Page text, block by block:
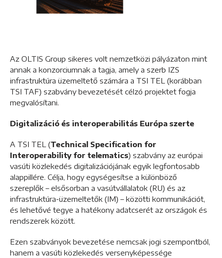
Az OLTIS Group sikeres volt nemzetközi pályázaton mint
annak a konzorciumnak a tagja, amely a szerb IZS
infrastruktúra üzemeltető számára a TSI TEL (korábban
TSI TAF) szabvány bevezetését célzó projektet fogja
megvalósítani.
Digitalizáció és interoperabilitás Európa szerte
A TSI TEL (Technical Specification for
Interoperability for telematics) szabvány az európai
vasúti közlekedés digitalizációjának egyik legfontosabb
alappillére. Célja, hogy egységesítse a különböző
szereplők – elsősorban a vasútvállalatok (RU) és az
infrastruktúra-üzemeltetők (IM) – közötti kommunikációt,
és lehetővé tegye a hatékony adatcserét az országok és
rendszerek között.
Ezen szabványok bevezetése nemcsak jogi szempontból,
hanem a vasúti közlekedés versenyképessége